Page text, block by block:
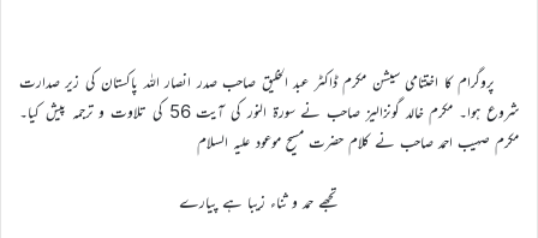
پروگرام کا اختتامی سیشن مکرم ڈاکٹر عبد الخلیق صاحب صدر انصار اللہ پاکستان کی زیر صدارت
شروع ہوا۔ مکرم خالد گونزالیز صاحب نے سورۃ النور کی آیت 56 کی تلاوت و ترجمہ پیش کیا۔
مکرم صہیب احمد صاحب نے کلام حضرت مسیح موعود علیہ السلام
تجھے حمد و ثناء زیبا ہے پیارے